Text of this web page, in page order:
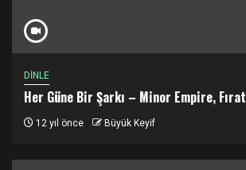
DİNLE
Her Güne Bir Şarkı – Minor Empire, Fırat
12 yıl önce Büyük Keyif